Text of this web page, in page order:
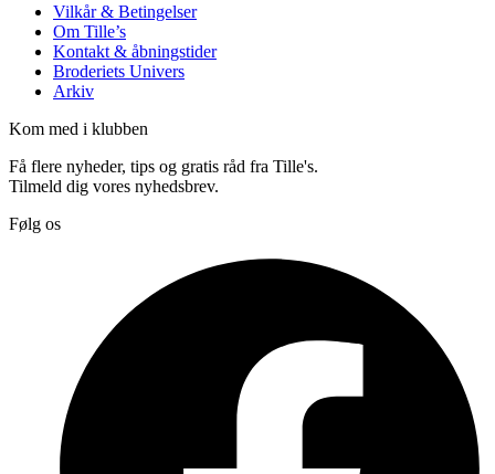
Vilkår & Betingelser
Om Tille’s
Kontakt & åbningstider
Broderiets Univers
Arkiv
Kom med i klubben
Få flere nyheder, tips og gratis råd fra Tille's.
Tilmeld dig vores nyhedsbrev.
Følg os